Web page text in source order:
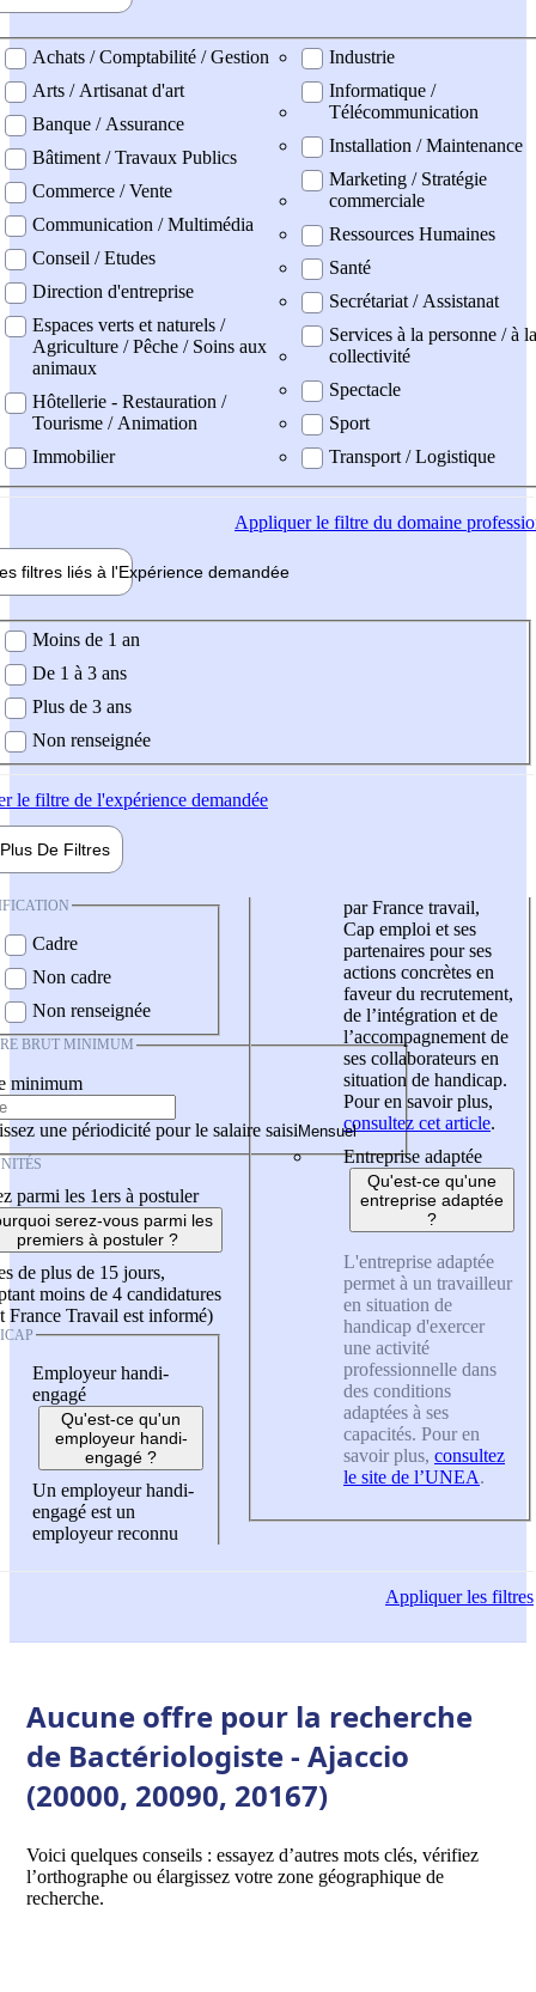
professionel
Achats / Comptabilité / Gestion
Arts / Artisanat d'art
Banque / Assurance
Bâtiment / Travaux Publics
Commerce / Vente
Communication / Multimédia
Conseil / Etudes
Direction d'entreprise
Espaces verts et naturels /
Agriculture / Pêche / Soins aux
animaux
Hôtellerie - Restauration /
Tourisme / Animation
Immobilier
Industrie
Informatique /
Télécommunication
Installation / Maintenance
Marketing / Stratégie
commerciale
Ressources Humaines
Santé
Secrétariat / Assistanat
Services à la personne / à la
collectivité
Spectacle
Sport
Transport / Logistique
Appliquerle filtre du domaine
filtres liés à l'Expérience demandée
demandée
Moins de 1 an
De 1 à 3 ans
Plus de 3 ans
Non renseignée
le filtre de l'expérience demandée
Plus De Filtres
Cadre
Non cadre
Non renseignée
BRUT MINIMUM
minimum
une périodicité pour le salaire saisi
parmi les 1ers à postuler
serez-vous parmi les
premiers à postuler ?
de plus de 15 jours,
moins de 4 candidatures
France Travail est informé)
Employeur handi-
engagé
Qu'est-ce qu'un
employeur handi-
engagé ?
Un employeur handi-
engagé est un
employeur reconnu
par France travail,
Cap emploi et ses
partenaires pour ses
actions concrètes en
faveur du recrutement,
de l’intégration et de
l’accompagnement de
ses collaborateurs en
situation de handicap.
Pour en savoir plus,
consultez cet article.
Entreprise adaptée
Qu'est-ce qu'une
entreprise adaptée
?
L'entreprise adaptée
permet à un travailleur
en situation de
handicap d'exercer
une activité
professionnelle dans
des conditions
adaptées à ses
capacités. Pour en
savoir plus, consultez
le site de l’UNEA.
Appliquerles filtres
Aucune offre pour la recherche
de Bactériologiste - Ajaccio
(20000, 20090, 20167)
Voici quelques conseils : essayez d’autres mots clés, vérifiez
l’orthographe ou élargissez votre zone géographique de
recherche.